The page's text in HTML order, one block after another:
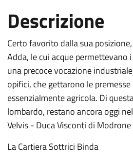
Descrizione
Certo favorito dalla sua
Adda, le cui acque
una precoce vocazione
opifici, che gettarono le
essenzialmente agricola. Di
lombardo, restano ancora oggi
Velvis - Duca Visconti di
La Cartiera Sottrici Binda